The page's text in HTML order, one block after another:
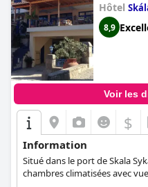
Hôtel
8,9
Voir les
$
Information
Situé dans le port de Skala
chambres climatisées avec